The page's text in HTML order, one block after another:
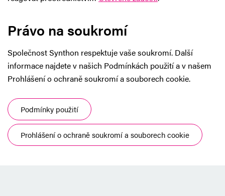
Právo na soukromí
Společnost Synthon respektuje vaše soukromí. Další
informace najdete v našich Podmínkách použití a v našem
Prohlášení o ochraně soukromí a souborech cookie.
Podmínky použití
Prohlášení o ochraně soukromí a souborech cookie